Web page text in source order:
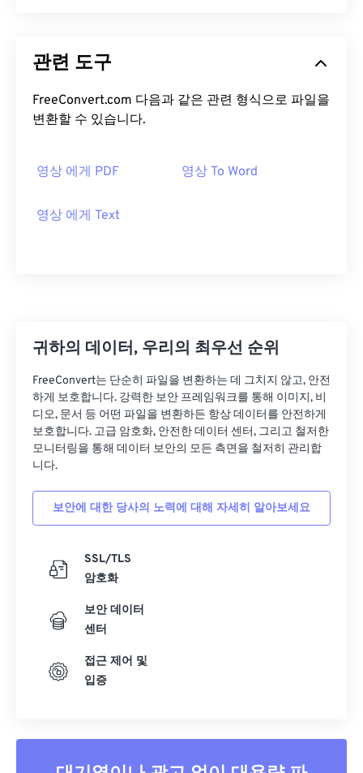
관련 도구
FreeConvert.com 다음과 같은 관련 형식으로 파일을
변환할 수 있습니다.
영상 에게 PDF 영상 To Word
영상 에게 Text
귀하의 데이터, 우리의 최우선 순위
FreeConvert는 단순히 파일을 변환하는 데 그치지 않고, 안전
하게 보호합니다. 강력한 보안 프레임워크를 통해 이미지, 비
디오, 문서 등 어떤 파일을 변환하든 항상 데이터를 안전하게
보호합니다. 고급 암호화, 안전한 데이터 센터, 그리고 철저한
모니터링을 통해 데이터 보안의 모든 측면을 철저히 관리합
니다.
보안에 대한 당사의 노력에 대해 자세히 알아보세요
SSL/TLS
암호화
보안 데이터
센터
접근 제어 및
입증